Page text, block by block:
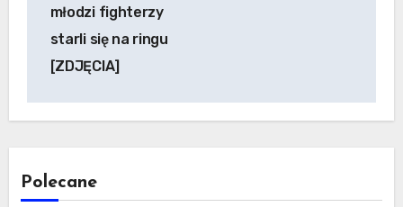
młodzi fighterzy
starli się na ringu
[ZDJĘCIA]
Polecane